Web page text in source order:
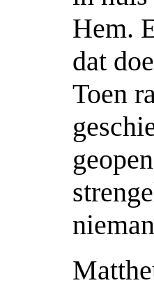
Hem.
dat
Toen